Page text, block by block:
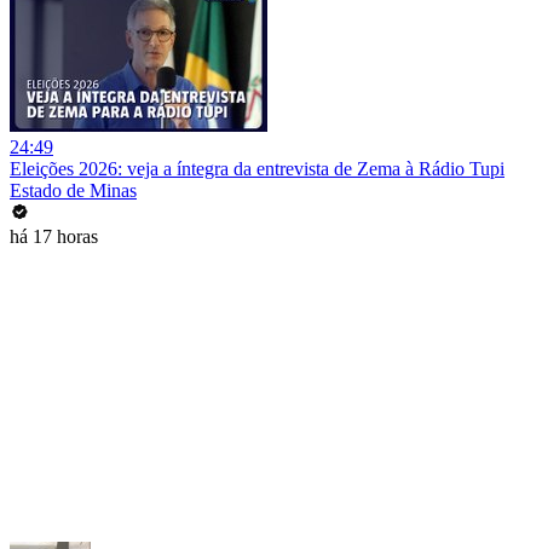
24:49
Eleições 2026: veja a íntegra da entrevista de Zema à Rádio Tupi
Estado de Minas
há 17 horas